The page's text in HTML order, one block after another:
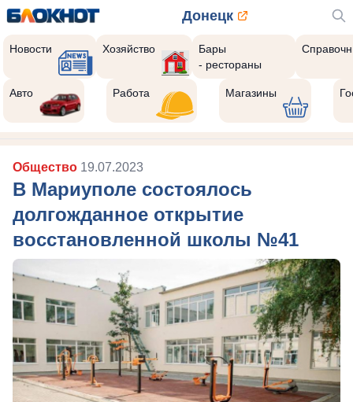
Донецк
Новости Хозяйство
Бары
- рестораны
Авто Работа Магазины
Общество 19.07.2023
В Мариуполе состоялось
долгожданное открытие
восстановленной школы №41